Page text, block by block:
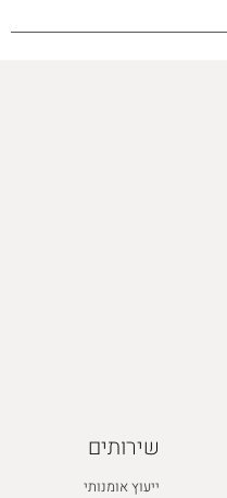
שירותים
ייעוץ אומנותי